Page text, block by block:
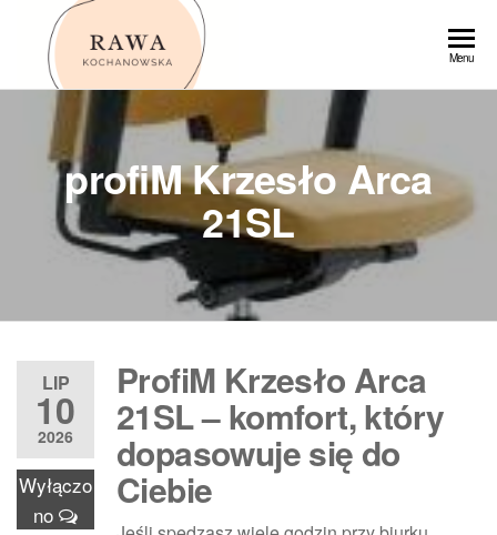
Przejdź
Menu
profiM Krzesło Arca
21SL
LIP
10
2026
Wyłączo
no
ProfiM Krzesło Arca
21SL – komfort, który
dopasowuje się do
Ciebie